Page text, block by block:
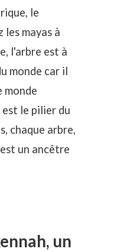
le
les mayas à
l'arbre est à
monde car il
monde
le pilier du
chaque arbre,
un ancêtre
un